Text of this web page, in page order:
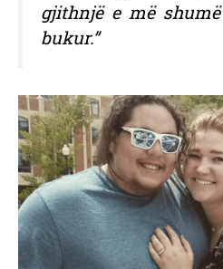
gjithnjë e më
bukur.”